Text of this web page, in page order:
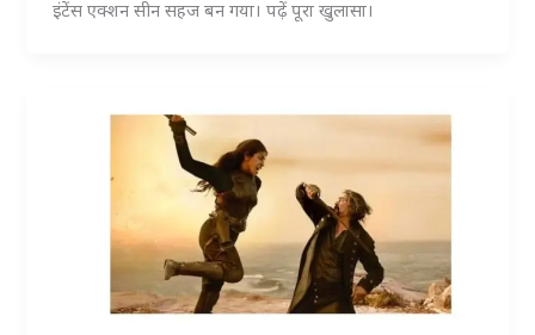
इंटेंस एक्शन सीन सहज बन गया। पढ़ें पूरा खुलासा।